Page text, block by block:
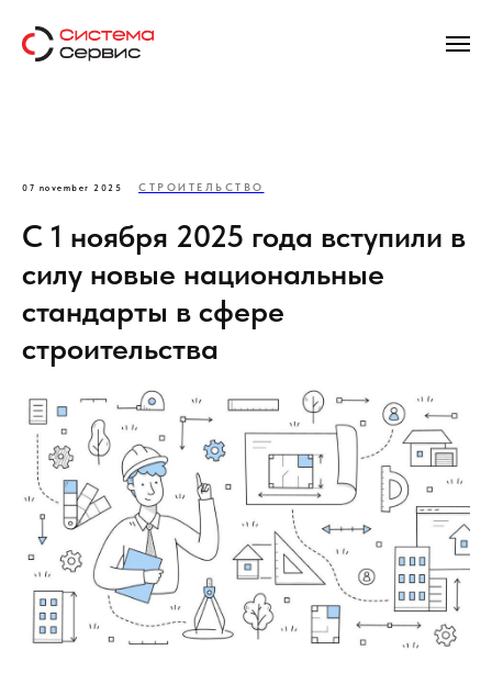
07 november 2025 СТРОИТЕЛЬСТВО
С 1 ноября 2025 года вступили в
силу новые национальные
стандарты в сфере
строительства